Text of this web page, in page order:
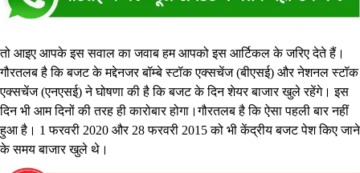
तो आइए आपके इस सवाल का जवाब हम आपको इस आर्टिकल के जरिए देते हैं।
गौरतलब है कि बजट के मद्देनजर बॉम्बे स्टॉक एक्सचेंज (बीएसई) और नेशनल स्टॉक
एक्सचेंज (एनएसई) ने घोषणा की है कि बजट के दिन शेयर बाजार खुले रहेंगे। इस
दिन भी आम दिनों की तरह ही कारोबार होगा।गौरतलब है कि ऐसा पहली बार नहीं
हुआ है। 1 फरवरी 2020 और 28 फरवरी 2015 को भी केंद्रीय बजट पेश किए जाने
के समय बाजार खुले थे।